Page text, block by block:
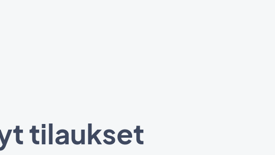
tilaukset